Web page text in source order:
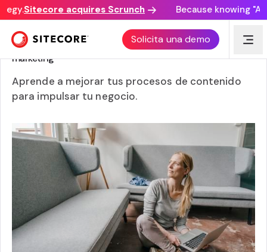
Sitecore acquires Scrunch Because knowing
Solicita una demo
La mala ejecución del contenido está hundiendo la gran
CX y las visiones de marca de los especialistas en
marketing
Aprende a mejorar tus procesos de contenido
para impulsar tu negocio.